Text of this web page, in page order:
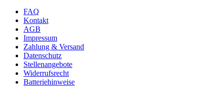
FAQ
Kontakt
AGB
Impressum
Zahlung & Versand
Datenschutz
Stellenangebote
Widerrufsrecht
Batteriehinweise